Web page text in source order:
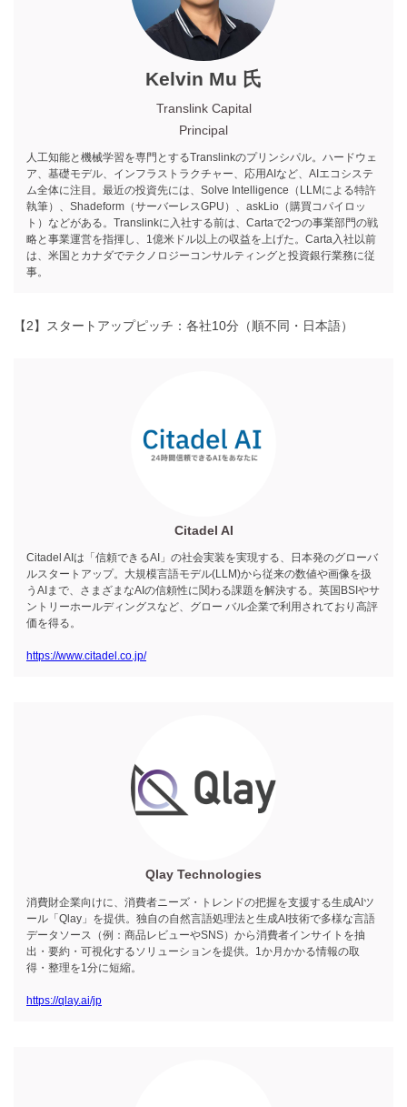
Kelvin Mu 氏
Translink Capital
Principal
人工知能と機械学習を専門とするTranslinkのプリンシパル。ハードウェ
ア、基礎モデル、インフラストラクチャー、応用AIなど、AIエコシステ
ム全体に注目。最近の投資先には、Solve Intelligence（LLMによる特許
執筆）、Shadeform（サーバーレスGPU）、askLio（購買コパイロッ
ト）などがある。Translinkに入社する前は、Cartaで2つの事業部門の戦
略と事業運営を指揮し、1億米ドル以上の収益を上げた。Carta入社以前
は、米国とカナダでテクノロジーコンサルティングと投資銀行業務に従
事。
【2】スタートアップピッチ：各社10分（順不同・日本語）
Citadel AI
Citadel AIは「信頼できるAI」の社会実装を実現する、日本発のグローバ
ルスタートアップ。大規模言語モデル(LLM)から従来の数値や画像を扱
うAIまで、さまざまなAIの信頼性に関わる課題を解決する。英国BSIやサ
ントリーホールディングスなど、グロー バル企業で利用されており高評
価を得る。
https://www.citadel.co.jp/
Qlay Technologies
消費財企業向けに、消費者ニーズ・トレンドの把握を支援する生成AIツ
ール「Qlay」を提供。独自の自然言語処理法と生成AI技術で多様な言語
データソース（例：商品レビューやSNS）から消費者インサイトを抽
出・要約・可視化するソリューションを提供。1か月かかる情報の取
得・整理を1分に短縮。
https://qlay.ai/jp